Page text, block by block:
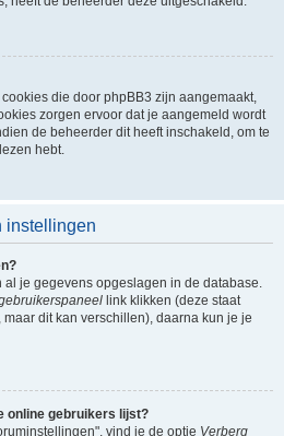
die door phpBB3 zijn aangemaakt,
zorgen ervoor dat je aangemeld wordt
de beheerder dit heeft inschakeld, om te
hebt.
instellingen
je gegevens opgeslagen in de database.
link klikken (deze staat
dit kan verschillen), daarna kun je je
online gebruikers lijst?
vind je de optie Verberg